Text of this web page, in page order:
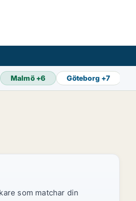
Malmö+6 Göteborg +7
som matchar din